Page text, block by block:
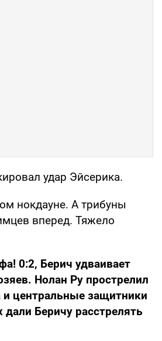
удар Эйсерика.
нокдауне. А трибуны
вперед. Тяжело
0:2, Берич удваивает
Нолан Ру прострелил
и центральные защитники
дали Беричу расстрелять